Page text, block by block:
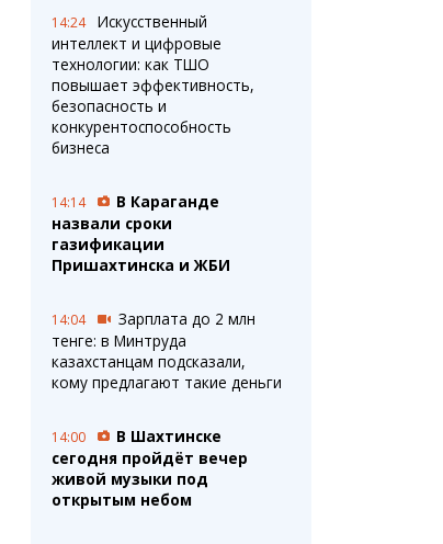
14:24
Искусственный
интеллект и цифровые
технологии: как ТШО
повышает эффективность,
безопасность и
конкурентоспособность
бизнеса
14:14
В Караганде
назвали сроки
газификации
Пришахтинска и ЖБИ
14:04
Зарплата до 2 млн
тенге: в Минтруда
казахстанцам подсказали,
кому предлагают такие деньги
14:00
В Шахтинске
сегодня пройдёт вечер
живой музыки под
открытым небом